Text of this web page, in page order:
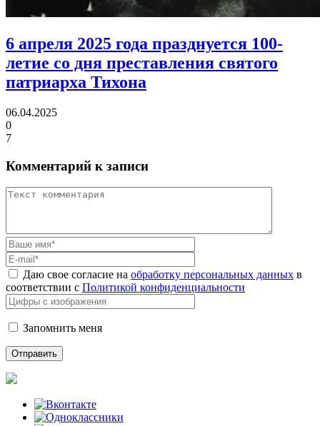
6 апреля 2025 года празднуется 100-
летие со дня преставления святого
патриарха Тихона
06.04.2025
0
7
Комментарий к записи
Даю свое согласие на обработку персональных данных в
соответствии с Политикой конфиденциальности
Запомнить меня